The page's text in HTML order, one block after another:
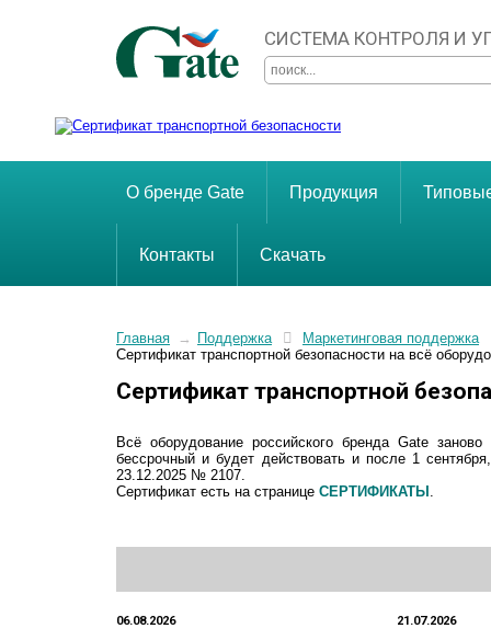
СИСТЕМА КОНТРОЛЯ И
О бренде Gate Продукция
Контакты Скачать
Главная → Поддержка
Маркетинговая поддержка
Сертификат транспортной безопасности на всё
Сертификат транспортной
Всё оборудование российского бренда Gate
бессрочный и будет действовать и после 1
23.12.2025 № 2107.
Сертификат есть на странице СЕРТИФИКАТЫ .
06.08.2026 21.07.2026